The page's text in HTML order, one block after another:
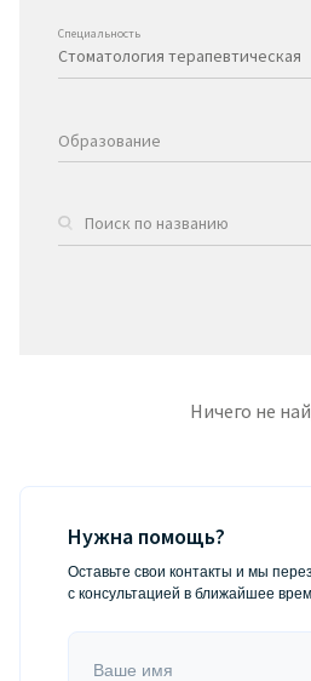
Специальность
Образование
Ничего не
Нужна помощь?
Оставьте свои контакты и мы
с консультацией в ближайшее
Ваше имя